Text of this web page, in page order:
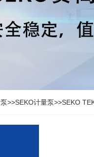
>>SEKO计量泵>>SEKO